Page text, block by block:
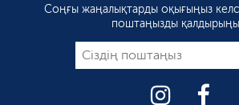
Соңғы жаңалықтарды оқығыңыз
поштаңызды